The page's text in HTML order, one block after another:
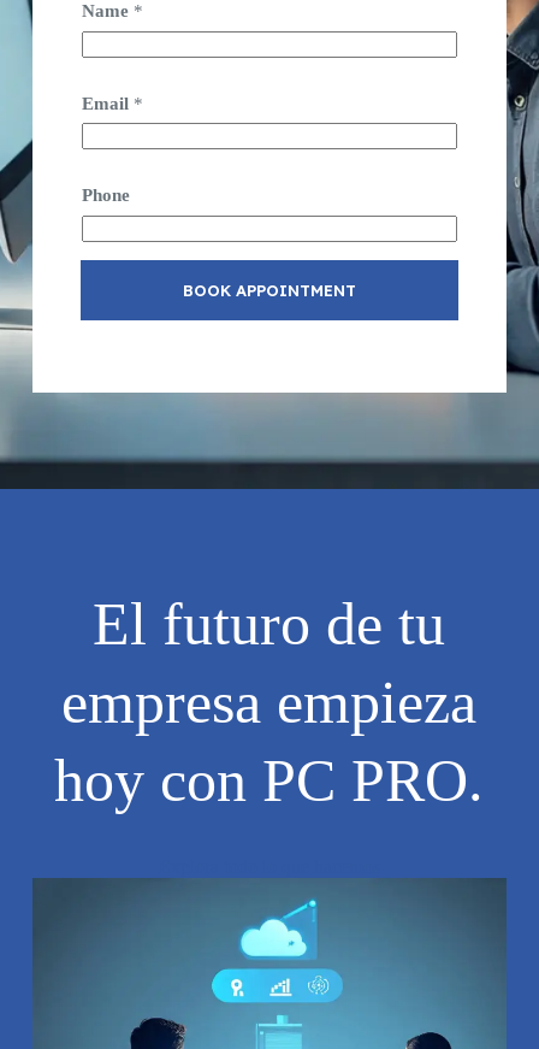
Name *
Email *
Phone
BOOK APPOINTMENT
El futuro de tu
empresa empieza
hoy con PC PRO.